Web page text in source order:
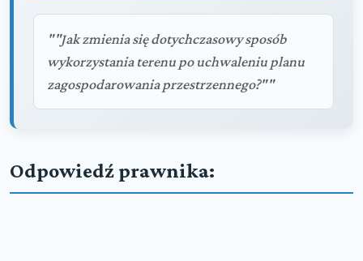
""Jak zmienia się dotychczasowy sposób
wykorzystania terenu po uchwaleniu planu
zagospodarowania przestrzennego?""
Odpowiedź prawnika: